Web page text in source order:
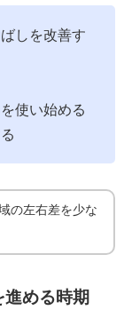
しを改善す
使い始める
の左右差を少な
進める時期